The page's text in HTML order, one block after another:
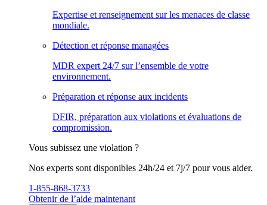
Expertise et renseignement sur les menaces de classe
mondiale.
Détection et réponse managées
MDR expert 24/7 sur l’ensemble de votre
environnement.
Préparation et réponse aux incidents
DFIR, préparation aux violations et évaluations de
compromission.
Vous subissez une violation ?
Nos experts sont disponibles 24h/24 et 7j/7 pour vous aider.
1-855-868-3733
Obtenir de l’aide maintenant